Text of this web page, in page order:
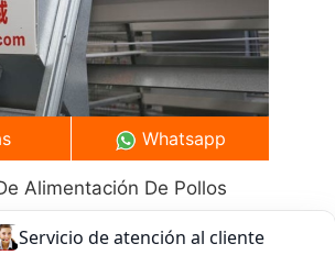
Alimentación De Pollos
Whatsapp